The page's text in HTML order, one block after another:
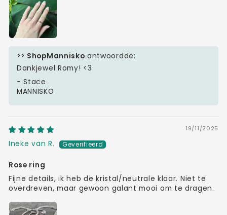
>> ShopMannisko antwoordde:
Dankjewel Romy! <3
- Stace
MANNISKO
19/11/2025
Ineke van R.
Rose ring
Fijne details, ik heb de kristal/neutrale klaar. Niet te
overdreven, maar gewoon galant mooi om te dragen.